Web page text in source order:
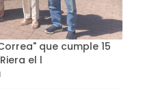
que cumple 15
el l